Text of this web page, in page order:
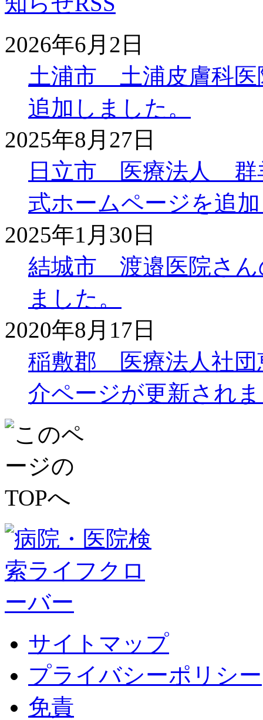
2026年6月2日
土浦市 土浦皮膚科医
追加しました。
2025年8月27日
日立市 医療法人 群
式ホームページを追
2025年1月30日
結城市 渡邉医院さん
ました。
2020年8月17日
稲敷郡 医療法人社
介ページが更新され
サイトマップ
プライバシーポリシー
免責